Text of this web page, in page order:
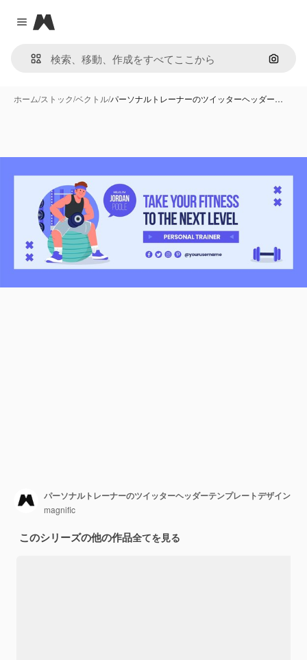
Close menu
Magnific
画像で
ホーム/ストック/ベクトル/パーソナルトレーナーのツイッターヘッダー…
パーソナルトレーナーのツイッターヘッダーテンプレートデザイン
magnific
このシリーズの他の作品全てを見る